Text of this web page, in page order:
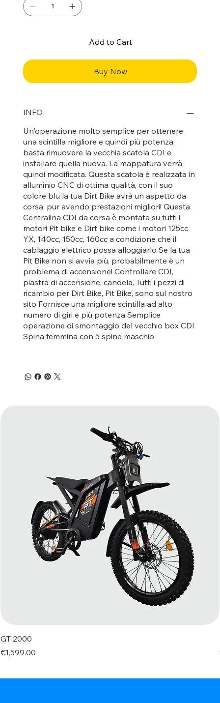
Add to Cart
Buy Now
INFO
Un'operazione molto semplice per ottenere
una scintilla migliore e quindi più potenza,
basta rimuovere la vecchia scatola CDI e
installare quella nuova. La mappatura verrà
quindi modificata. Questa scatola è realizzata in
alluminio CNC di ottima qualità, con il suo
colore blu la tua Dirt Bike avrà un aspetto da
corsa, pur avendo prestazioni migliori! Questa
Centralina CDI da corsa è montata su tutti i
motori Pit bike e Dirt bike come i motori 125cc
YX, 140cc, 150cc, 160cc a condizione che il
cablaggio elettrico possa alloggiarlo Se la tua
Pit Bike non si avvia più, probabilmente è un
problema di accensione! Controllare CDI,
piastra di accensione, candela, Tutti i pezzi di
ricambio per Dirt Bike, Pit Bike, sono sul nostro
sito Fornisce una migliore scintilla ad alto
numero di giri e più potenza Semplice
operazione di smontaggio del vecchio box CDI
Spina femmina con 5 spine maschio
GT 2000
Price
€1,599.00